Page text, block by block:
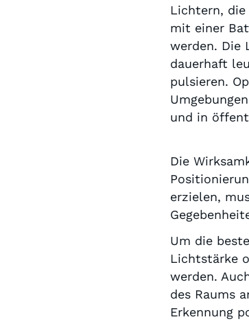
Lichtern, die
mit einer
werden. Die
dauerhaft
pulsieren.
und in
Die
erzielen,
Um die
Lichtstärke
werden.
des Raums
Erkennung